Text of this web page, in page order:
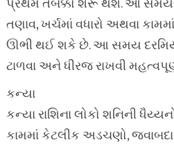
પ્રથમ તબક્કો શરૂ થશે. આ
તણાવ, ખર્ચમાં વધારો અથવા
ઊભી થઈ શકે છે. આ સમય
ટાળવા અને ધીરજ રાખવી
કન્યા
કન્યા રાશિના લોકો શનિની
કામમાં કેટલીક અડચણો,